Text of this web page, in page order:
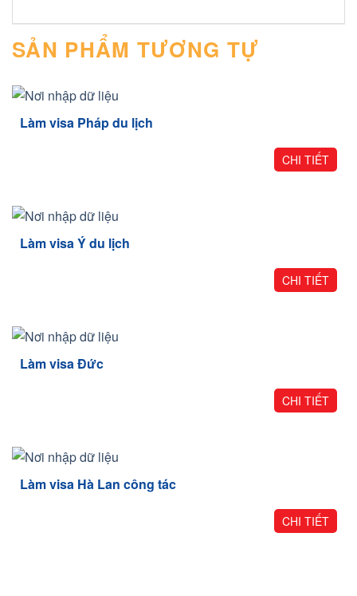
SẢN PHẨM TƯƠNG TỰ
Làm visa Pháp du lịch
CHI TIẾT
Làm visa Ý du lịch
CHI TIẾT
Làm visa Đức
CHI TIẾT
Làm visa Hà Lan công tác
CHI TIẾT